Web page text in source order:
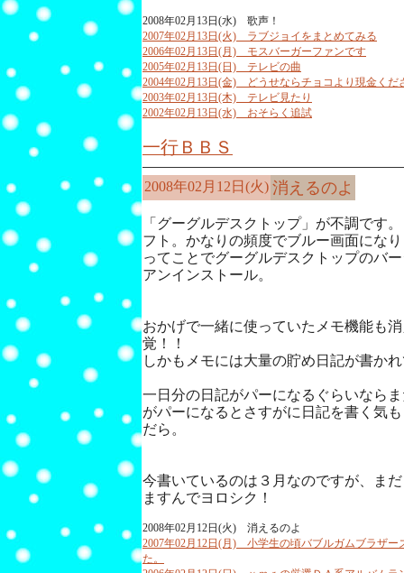
2008年02月13日(水) 歌声！
2007年02月13日(火) ラブジョイをまとめてみる
2006年02月13日(月) モスバーガーファンです
2005年02月13日(日) テレビの曲
2004年02月13日(金) どうせならチョコより現金くだ
2003年02月13日(木) テレビ見たり
2002年02月13日(水) おそらく追試
一行ＢＢＳ
2008年02月12日(火) 消えるのよ
「グーグルデスクトップ」が不調です
フト。かなりの頻度でブルー画面にな
ってことでグーグルデスクトップのバ
アンインストール。
おかげで一緒に使っていたメモ機能も
覚！！
しかもメモには大量の貯め日記が書か
一日分の日記がパーになるぐらいなら
がパーになるとさすがに日記を書く気
だら。
今書いているのは３月なのですが、ま
ますんでヨロシク！
2008年02月12日(火) 消えるのよ
2007年02月12日(月) 小学生の頃バブルガムブラザー
た。